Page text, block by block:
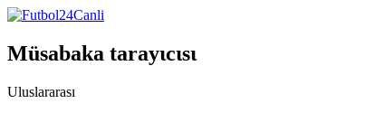
Müsabaka tarayιcιsι
Uluslararası